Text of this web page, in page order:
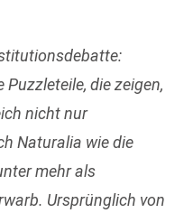
die zeigen,
nicht nur
Naturalia wie die
mehr als
Ursprünglich von